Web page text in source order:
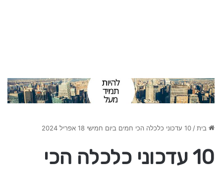
בית/10 עדכוני כלכלה הכי חמים ביום חמישי 18 אפריל 2024
10 עדכוני כלכלה הכי